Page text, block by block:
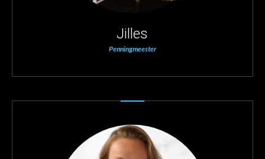
Jilles
Penningmeester